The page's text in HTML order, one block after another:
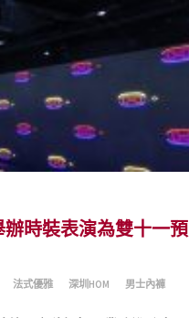
時裝表演為雙十一預
法式優雅 深圳HOM
男士內褲